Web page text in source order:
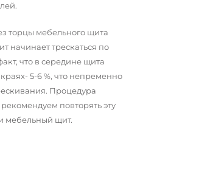
торцы мебельного щита
начинает трескаться по
что в середине щита
5-6 %, что непременно
Процедура
повторять эту
мебельный щит.